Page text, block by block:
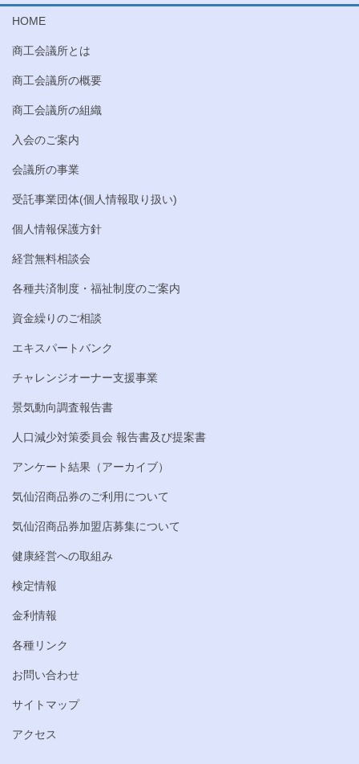
HOME
商工会議所とは
商工会議所の概要
商工会議所の組織
入会のご案内
会議所の事業
受託事業団体(個人情報取り扱い)
個人情報保護方針
経営無料相談会
各種共済制度・福祉制度のご案内
資金繰りのご相談
エキスパートバンク
チャレンジオーナー支援事業
景気動向調査報告書
人口減少対策委員会 報告書及び提案書
アンケート結果（アーカイブ）
気仙沼商品券のご利用について
気仙沼商品券加盟店募集について
健康経営への取組み
検定情報
金利情報
各種リンク
お問い合わせ
サイトマップ
アクセス